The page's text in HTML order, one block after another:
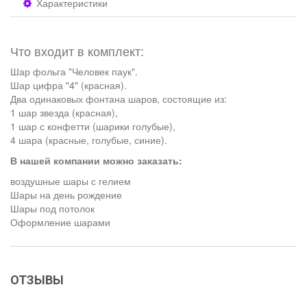
Что входит в комплект:
Шар фольга "Человек паук".
Шар цифра "4" (красная).
Два одинаковых фонтана шаров, состоящие из:
1 шар звезда (красная),
1 шар с конфетти (шарики голубые),
4 шара (красные, голубые, синие).
В нашей компании можно заказать:
воздушные шары с гелием
Шары на день рождение
Шары под потолок
Оформление шарами
ОТЗЫВЫ